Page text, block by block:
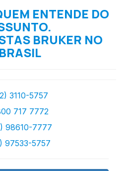
ENTENDE DO
BRUKER NO
BRASIL
3110-5757
717 7772
98610-7777
97533-5757